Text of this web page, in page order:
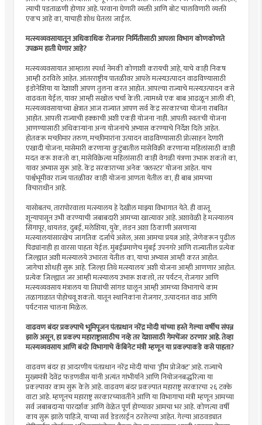
त्याची पडताळणी होणार आहे. परवाना घेणारी व्यक्ती आणि बोट चालविणारी व्यक्ती
एकच आहे का, याचाही शोध घेतला जाईल.
मत्स्यव्यवसायातून अधिकाधिक रोजगार निर्मितीसाठी आपला विभाग कोणकोणते
उपक्रम हाती घेणार आहे?
मत्स्यव्यवसायात आम्हाला स्पर्धा नेमकी कोणाशी करायची आहे, याचे काही निकष
आम्ही ठरविले आहेत. आंतरराष्ट्रीय पातळीवर आपले मत्स्यउत्पादन वाढविण्यासाठी
इंडोनेशिया या देशाशी आपण तुलना करत आहोत. आपल्या राज्याचे मत्स्यउत्पादन कसे
वाढवता येईल, यावर आम्ही सखोल चर्चा केली. त्यामध्ये एक बाब आढळून आली की,
मत्स्यव्यवसायाच्या क्षेत्रात आज राज्यात आपण सर्व केंद्र सरकारच्या योजना राबवित
आहोत. आपली राज्याची हक्काची अशी एकही योजना नाही. आपली स्वतःची योजना
आणण्यासाठी अधिकार्‍यांना अन्य योजनांचे अभ्यास करण्याचे निर्देश दिले आहेत.
होतकरू मच्छीमार तरुण, मच्छीमारांना उत्पादन वाढविण्यासाठी प्रोत्साहन देणारी
एखादी योजना, मासेमारी करणार्‍या कुटुंबातील मासेविक्री करणार्‍या महिलांसाठी काही
मदत करू शकतो का, मासेविक्रेत्या महिलांसाठी काही वेगळी यंत्रणा उभारू शकतो का,
यावर अभ्यास सुरू आहे. केंद्र सरकाराच्या अनेक ‘क्लस्टर’ योजना आहेत. याच
पार्श्वभूमीवर राज्य पातळीवर काही योजना आणता येतील का, ही बाब आमच्या
विचाराधीन आहे.
यासोबतच, तारापोरवाला मत्स्यालय हे देखील माझ्या विभागात येते. ही वास्तू
शून्यापासून उभी करण्याची जबाबदारी आमच्या खात्यावर आहे. अशावेळी हे मत्स्यालय
सिंगापूर, थायलंड, दुबई, मलेशिया, युके, लंडन अशा ठिकाणी असणार्‍या
मत्स्यालयांसारखेच जागतिक दर्जाचे असेल, असा आमचा प्रयत्न आहे, जेणेकरून पुढील
पिढ्यांनाही हा वारसा पाहता येईल. मुंबईप्रमाणेच मुंबई उपनगरे आणि राज्यातील प्रत्येक
जिल्ह्यात अशी मत्स्यालये उभारता येतील का, याचा अभ्यास आम्ही करत आहोत.
जागेचा शोधही सुरू आहे. ’जिल्हा तिथे मत्स्यालय’ अशी योजना आम्ही आणणार आहोत.
प्रत्येक जिल्ह्यात जर आम्ही मत्स्यालय उभारू शकलो, तर पर्यटन, रोजगार आणि
मत्स्यव्यवसाय मंत्रालय या तिघांची सांगड घालून आम्ही आमच्या विभागाचे काम
तळागाळात पोहोचवू शकतो. यातून स्थानिकांना रोजगार, उत्पादनात वाढ आणि
पर्यटनास चालना मिळेल.
वाढवण बंदर प्रकल्पाचे भूमिपूजन पंतप्रधान नरेंद्र मोदी यांच्या हस्ते गेल्या वर्षीच संपन्न
झाले असून, हा प्रकल्प महाराष्ट्रासाठीच नव्हे तर देशासाठी गेमचेंजर ठरणार आहे. तेव्हा
मत्स्यव्यवसाय आणि बंदरे विभागाचे कॅबिनेट मंत्री म्हणून या प्रकल्पाकडे कसे पाहता?
वाढवण बंदर हा आदरणीय पंतप्रधान नरेंद्र मोदी यांचा ‘ड्रीम प्रोजेक्ट’ आहे. राज्याचे
मुख्यमंत्री देवेंद्र फडणवीस यांनी अत्यंत गांभीर्याने आणि नियोजनबद्धरित्या या
प्रकल्पावर काम सुरू केले आहे. वाढवण बंदर प्रकल्पात महाराष्ट्र सरकारचा २६ टक्के
वाटा आहे. म्हणूनच महाराष्ट्र सरकारच्यावतीने आणि या विभागाचा मंत्री म्हणून आमच्या
सर्व जबाबदार्‍या पारदर्शक आणि वेळेत पूर्ण होण्यावर आमचा भर आहे. कोणत्या वर्षी
काय सुरू झाले पाहिजे, याच्या सर्व डेडलाईन ठरलेल्या आहेत. गेल्या आठवड्यात